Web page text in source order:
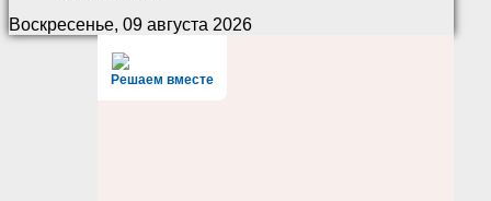
Воскресенье, 09 августа 2026
Решаем вместе